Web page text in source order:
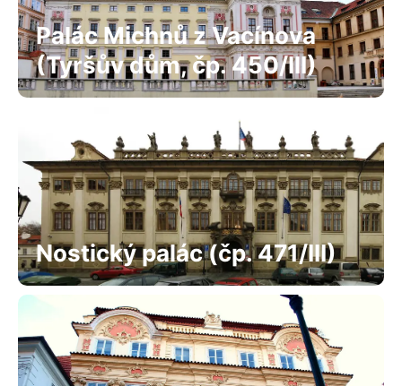
Palác Michnů z Vacínova
(Tyršův dům, čp. 450/III)
Nostický palác (čp. 471/III)